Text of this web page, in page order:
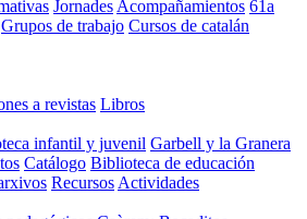
Jornades Acompañamientos 61a
Grupos de trabajo Cursos de catalán
a revistas Libros
infantil y juvenil Garbell y la Granera
Catálogo Biblioteca de educación
Recursos Actividades